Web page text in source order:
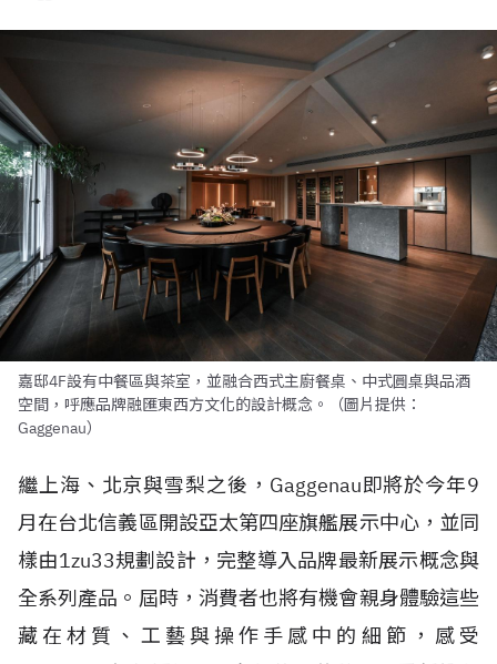
嘉邸4F設有中餐區與茶室，並融合西式主廚餐桌、中式圓桌與品酒
空間，呼應品牌融匯東西方文化的設計概念。（圖片提供：
Gaggenau）
繼上海、北京與雪梨之後，Gaggenau即將於今年9
月在台北信義區開設亞太第四座旗艦展示中心，並同
樣由1zu33規劃設計，完整導入品牌最新展示概念與
全系列產品。屆時，消費者也將有機會親身體驗這些
藏在材質、工藝與操作手感中的細節，感受